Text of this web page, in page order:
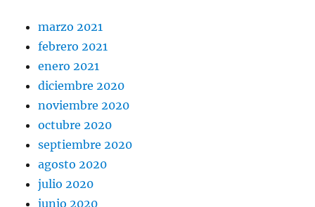
marzo 2021
febrero 2021
enero 2021
diciembre 2020
noviembre 2020
octubre 2020
septiembre 2020
agosto 2020
julio 2020
junio 2020